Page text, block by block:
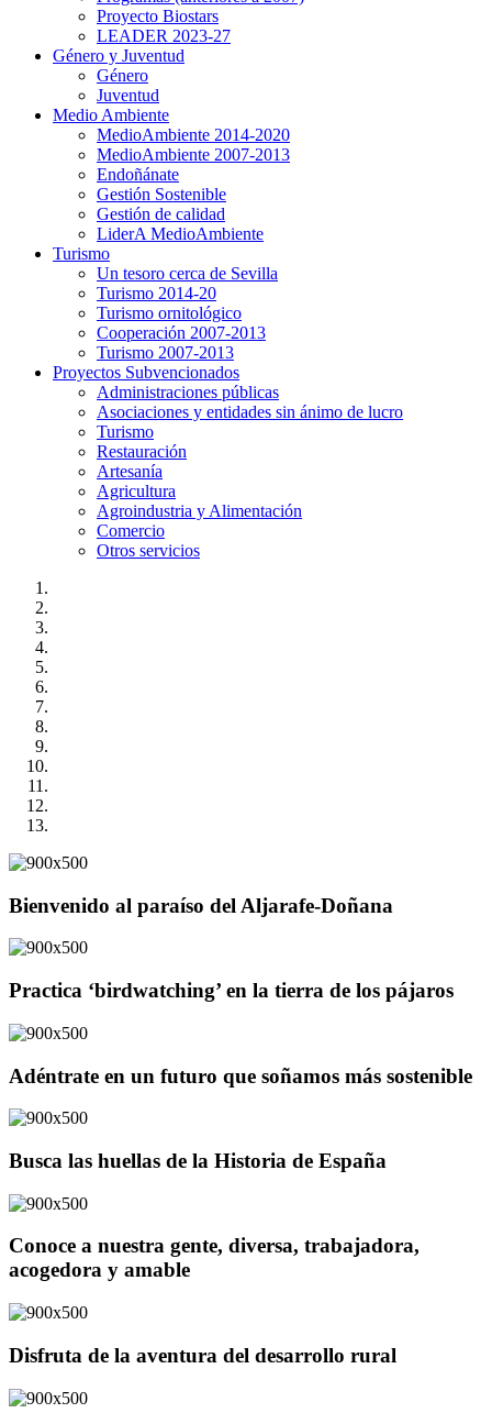
Proyecto Biostars
LEADER 2023-27
Género y Juventud
Género
Juventud
Medio Ambiente
MedioAmbiente 2014-2020
MedioAmbiente 2007-2013
Endoñánate
Gestión Sostenible
Gestión de calidad
LiderA MedioAmbiente
Turismo
Un tesoro cerca de Sevilla
Turismo 2014-20
Turismo ornitológico
Cooperación 2007-2013
Turismo 2007-2013
Proyectos Subvencionados
Administraciones públicas
Asociaciones y entidades sin ánimo de lucro
Turismo
Restauración
Artesanía
Agricultura
Agroindustria y Alimentación
Comercio
Otros servicios
Bienvenido al paraíso del Aljarafe-Doñana
Practica ‘birdwatching’ en la tierra de los pájaros
Adéntrate en un futuro que soñamos más sostenible
Busca las huellas de la Historia de España
Conoce a nuestra gente, diversa, trabajadora,
acogedora y amable
Disfruta de la aventura del desarrollo rural